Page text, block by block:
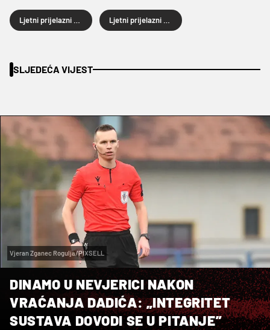
SLJEDEĆA VIJEST
Vjeran Zganec Rogulja/PIXSELL
DINAMO U NEVJERICI NAKON
VRAĆANJA DADIĆA: „INTEGRITET
SUSTAVA DOVODI SE U PITANJE”